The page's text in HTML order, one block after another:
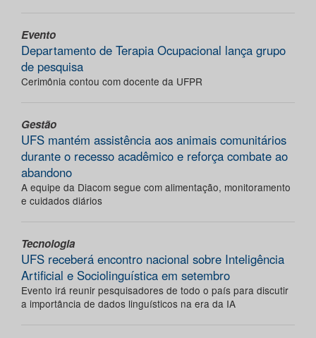
Evento
Departamento de Terapia Ocupacional lança grupo
de pesquisa
Cerimônia contou com docente da UFPR
Gestão
UFS mantém assistência aos animais comunitários
durante o recesso acadêmico e reforça combate ao
abandono
A equipe da Diacom segue com alimentação, monitoramento
e cuidados diários
Tecnologia
UFS receberá encontro nacional sobre Inteligência
Artificial e Sociolinguística em setembro
Evento irá reunir pesquisadores de todo o país para discutir
a importância de dados linguísticos na era da IA